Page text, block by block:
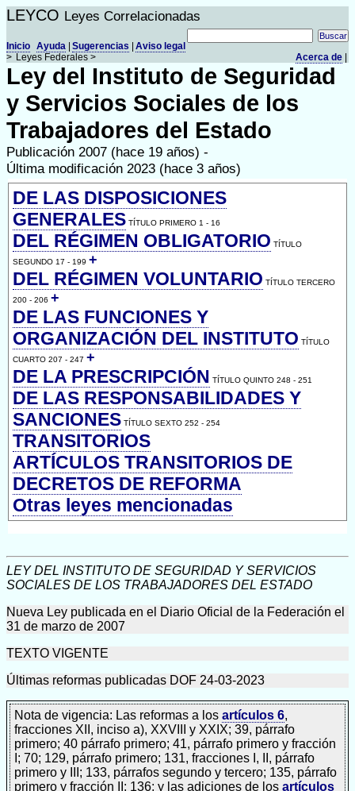
LEYCO Leyes Correlacionadas
Aviso legal
Sugerencias
Ayuda
Acerca de
Inicio
> Leyes Federales >
Ley del Instituto de Seguridad
y Servicios Sociales de los
Trabajadores del Estado
Publicación 2007 (hace 19 años) -
Última modificación 2023 (hace 3 años)
DE LAS DISPOSICIONES
GENERALES TÍTULO PRIMERO 1 - 16
DEL RÉGIMEN OBLIGATORIO TÍTULO
SEGUNDO 17 - 199 +
DEL RÉGIMEN VOLUNTARIO TÍTULO TERCERO
200 - 206 +
DE LAS FUNCIONES Y
ORGANIZACIÓN DEL INSTITUTO TÍTULO
CUARTO 207 - 247 +
DE LA PRESCRIPCIÓN TÍTULO QUINTO 248 - 251
DE LAS RESPONSABILIDADES Y
SANCIONES TÍTULO SEXTO 252 - 254
TRANSITORIOS
ARTÍCULOS TRANSITORIOS DE
DECRETOS DE REFORMA
Otras leyes mencionadas
LEY DEL INSTITUTO DE SEGURIDAD Y SERVICIOS
SOCIALES DE LOS TRABAJADORES DEL ESTADO
Nueva Ley publicada en el Diario Oficial de la Federación el
31 de marzo de 2007
TEXTO VIGENTE
Últimas reformas publicadas DOF 24-03-2023
Nota de vigencia: Las reformas a los artículos 6,
fracciones XII, inciso a), XXVIII y XXIX; 39, párrafo
primero; 40 párrafo primero; 41, párrafo primero y fracción
I; 70; 129, párrafo primero; 131, fracciones I, II, párrafo
primero y III; 133, párrafos segundo y tercero; 135, párrafo
primero y fracción II; 136; y las adiciones de los artículos